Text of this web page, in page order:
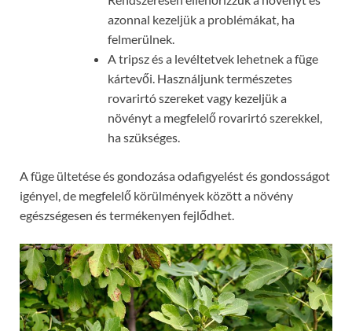
azonnal kezeljük a problémákat, ha
felmerülnek.
A tripsz és a levéltetvek lehetnek a füge
kártevői. Használjunk természetes
rovarirtó szereket vagy kezeljük a
növényt a megfelelő rovarirtó szerekkel,
ha szükséges.
A füge ültetése és gondozása odafigyelést és gondosságot
igényel, de megfelelő körülmények között a növény
egészségesen és termékenyen fejlődhet.